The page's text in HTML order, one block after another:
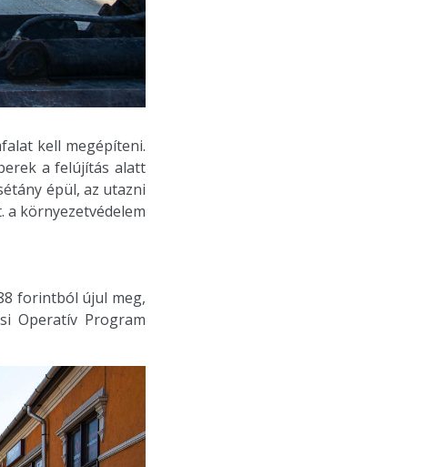
kell megépíteni.
a felújítás alatt
épül, az utazni
a környezetvédelem
forintból újul meg,
Operatív Program